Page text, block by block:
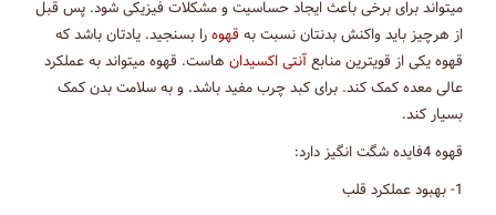
میتواند برای برخی باعث ایجاد حساسیت و مشکلات فیزیکی شود. پس قبل
از هرچیز باید واکنش بدنتان نسبت به قهوهرا بسنجید. یادتان باشد که
قهوه یکی از قویترین منابعآنتی اکسیدان هاست. قهوه میتواند به عملکرد
عالی معده کمک کند. برای کبد چرب مفید باشد. و به سلامت بدن کمک
بسیار کند.
قهوه 4فایده شگت انگیز دارد:
1- بهبود عملکرد قلب